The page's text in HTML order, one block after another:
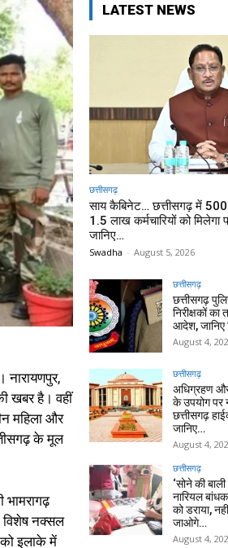
खबर है। वहीं
महिला और
के मूल
भामरागढ़
विशेष नक्सल
इलाके में
LATEST NEWS
छत्तीसगढ़
साय कैबिनेट… छत्तीसगढ़ में
1.5 लाख कर्मचारियों को
जानिए…
Swadha - August 5, 2026
छत्तीसगढ़
छत्तीसगढ़
निरीक्षकों का
आदेश, जानिए
August 4,
छत्तीसगढ़
अधिग्रहण
के उपयोग पर
छत्तीसगढ़
जानिए…
August 4,
छत्तीसगढ़
‘सोने की
नारियल
को डराया,
जाओगे…
August 4,